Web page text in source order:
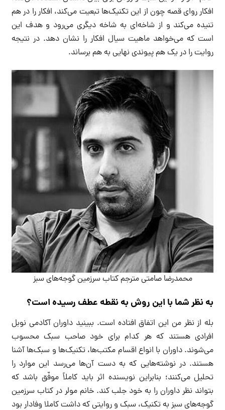
افکار روای قصه چون از این تکنیک‌ها تبعیت می‌کند، افکار را در هم
تنیده می‌کند و از شاخه‌ای به شاخه دیگری می‌رود و هدف این
است که می‌خواهد ماهیت سیال افکار را نشان دهد. در نتیجه
روایت را در یک هم پیوندی نهایی به هم برساند.
محمدرضا صامتی مترجم کتاب سرزمین گوجه‌های سبز
به نظر شما با این روش به نقطه عطف رسیده است؟
بله از نظر من این اتفاق افتاده است. ببینید داوران آکادمی نوبل
افرادی هستند که هر کدام برای خود صاحب سبک محسوب
می‌شوند. داوران با انواع اقسام مکتب‌ها، تکنیک‌ها و سبک‌ها آشنا
هستند. در نوشته‌هایی که به دست آن‌ها می‌رسد این موارد را
تحلیل می‌کنند؛ بنابراین نویسنده اثر باید کاملاً موفّق باشد که
بتواند نظر داوران را به خود جلب کند. خانم مولر در کتاب سرزمین
گوجه‌های سبز به تکنیک، سبک و روایتی که داشت کاملا وفادار بود